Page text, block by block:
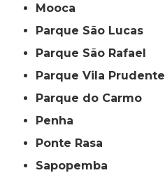
Mooca
Parque São Lucas
Parque São Rafael
Parque Vila Prudente
Parque do Carmo
Penha
Ponte Rasa
Sapopemba